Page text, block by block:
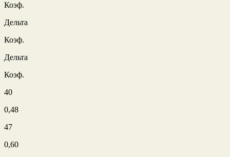
Коэф.
Дельта
Коэф.
Дельта
Коэф.
40
0,48
47
0,60